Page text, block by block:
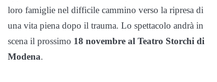
loro famiglie nel difficile cammino verso la ripresa di
una vita piena dopo il trauma. Lo spettacolo andrà in
scena il prossimo 18 novembre al Teatro Storchi di
Modena.